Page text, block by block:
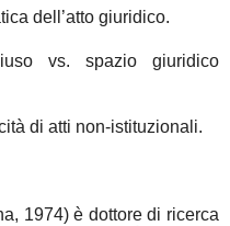
dell’atto giuridico.
vs. spazio giuridico
di atti non-istituzionali.
1974) è dottore di ricerca